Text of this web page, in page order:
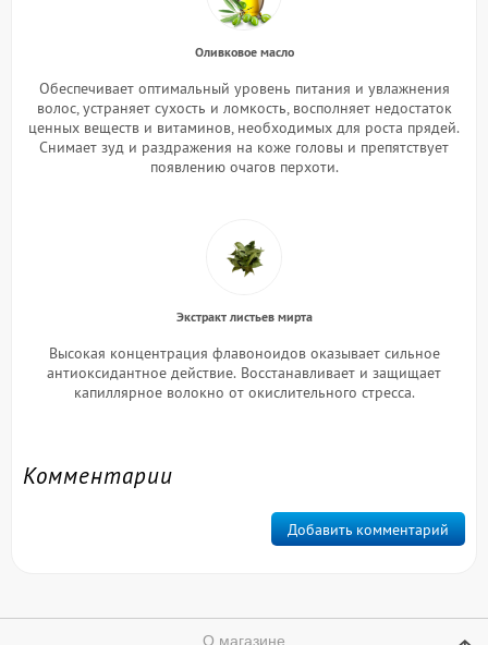
Оливковое масло
Обеспечивает оптимальный уровень питания и увлажнения
волос, устраняет сухость и ломкость, восполняет недостаток
ценных веществ и витаминов, необходимых для роста прядей.
Снимает зуд и раздражения на коже головы и препятствует
появлению очагов перхоти.
Экстракт листьев мирта
Высокая концентрация флавоноидов оказывает сильное
антиоксидантное действие. Восстанавливает и защищает
капиллярное волокно от окислительного стресса.
Комментарии
Добавить комментарий
О магазине